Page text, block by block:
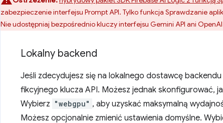
zabezpieczenie interfejsu Prompt API. Tylko funkcja Sprawdzanie
Nie udostępniaj bezpośrednio kluczy interfejsu Gemini API ani OpenAI
Lokalny backend
Jeśli zdecydujesz się na lokalnego dostawcę
fikcyjnego klucza API. Możesz jednak skonfigurować,
Wybierz "webgpu" , aby uzyskać maksymalną
Możesz opcjonalnie zmienić ustawienia domyślne.